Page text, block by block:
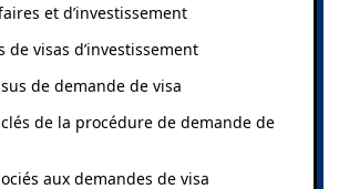
et d’investissement
de visas d’investissement
de demande de visa
de la procédure de demande de
aux demandes de visa